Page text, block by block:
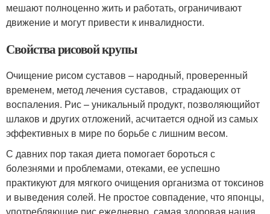
мешают полноценно жить и работать, ограничивают
движение и могут привести к инвалидности.
Свойства рисовой крупы
Очищение рисом суставов – народный, проверенный
временем, метод лечения суставов, страдающих от
воспаления. Рис – уникальный продукт, позволяющийот
шлаков и других отложений, асчитается одной из самых
эффективных в мире по борьбе с лишним весом.
С давних пор такая диета помогает бороться с
болезнями и проблемами, отеками, ее успешно
практикуют для мягкого очищения организма от токсинов
и выведения солей. Не простое совпадение, что японцы,